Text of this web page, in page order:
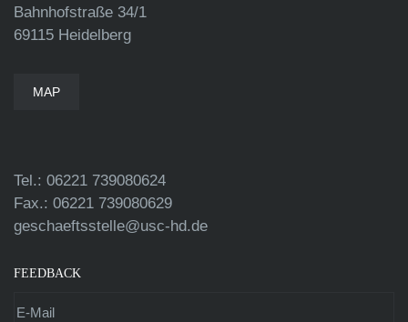
Bahnhofstraße 34/1
69115 Heidelberg
MAP
Tel.: 06221 739080624
Fax.: 06221 739080629
geschaeftsstelle@usc-hd.de
FEEDBACK